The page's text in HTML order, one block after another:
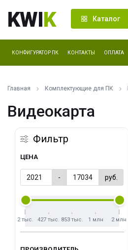
KWIK Каталог
КОНФИГУРАТОР ПК КОНТАКТЫ ОПЛАТА
Главная Комплектующие для ПК
Видеокарта
Фильтр
ЦЕНА
- руб.
2 тыс. 427 тыс. 853 тыс. 1 млн 2 млн